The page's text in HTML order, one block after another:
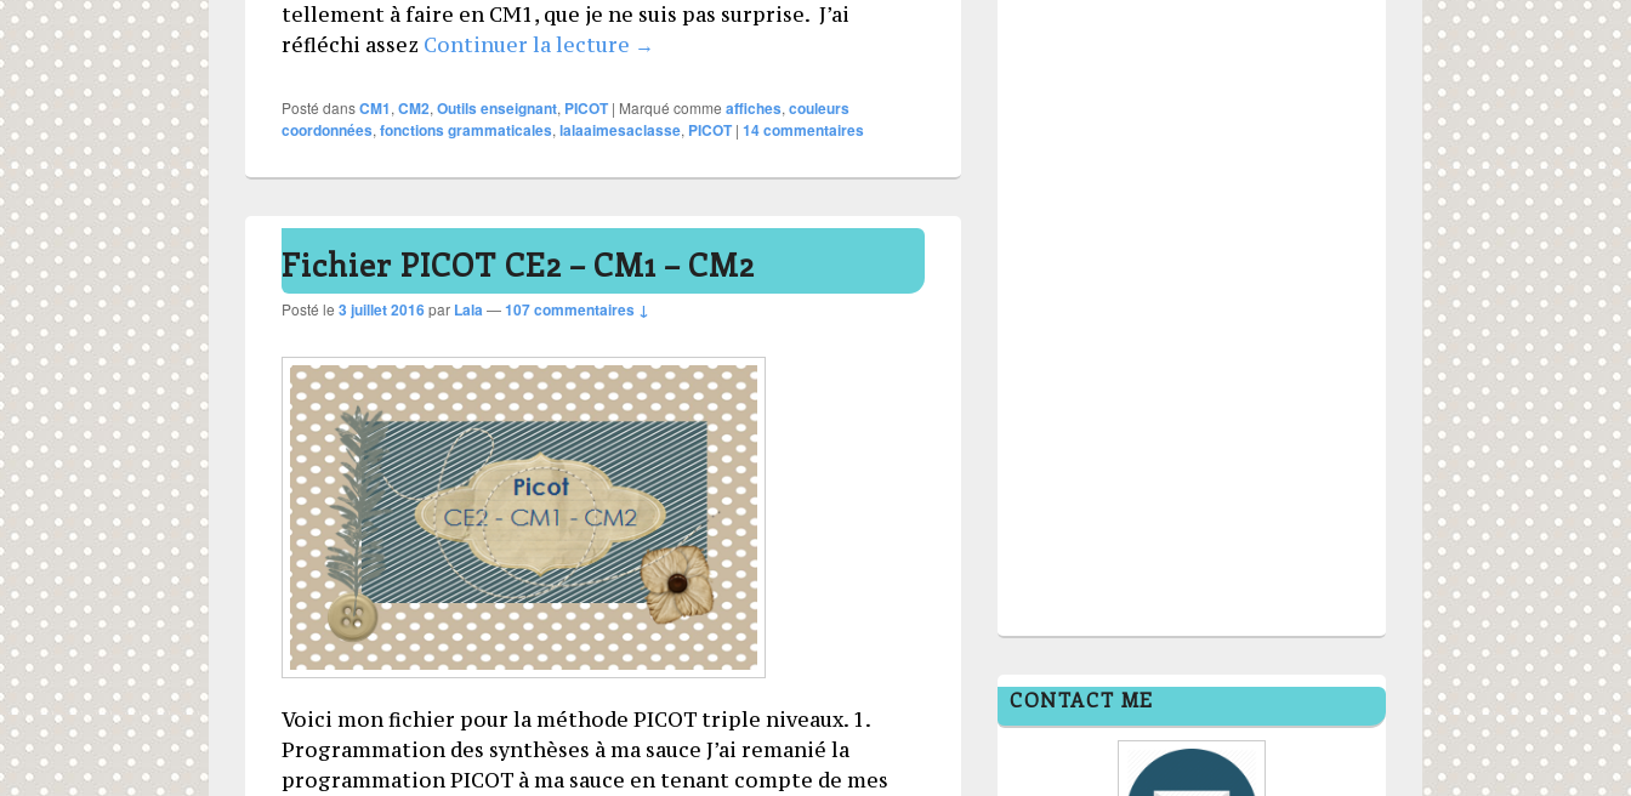
tellement à faire en CM1, que je ne suis pas surprise. J’ai
réfléchi assez Continuer la lecture Les fonctions coordonnées aux affiches
→
Posté dansCM1,CM2,Outils enseignant, PICOT | Marqué comme affiches,couleurs
coordonnées,fonctions grammaticales,lalaaimesaclasse, PICOT | 14commentaires
Fichier PICOT CE2 – CM1 – CM2
Posté le 3 juillet 2016par Lala—107 commentaires ↓
Voici mon fichier pour la méthode PICOT triple niveaux. 1.
Programmation des synthèses à ma sauce J’ai remanié la
programmation PICOT à ma sauce en tenant compte de mes
CONTACT ME